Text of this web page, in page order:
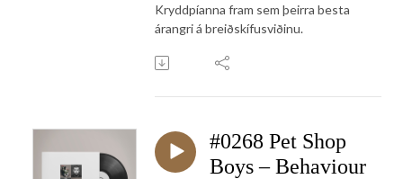
Kryddpíanna fram sem þeirra besta
árangri á breiðskífusviðinu.
#0268 Pet Shop
Boys – Behaviour